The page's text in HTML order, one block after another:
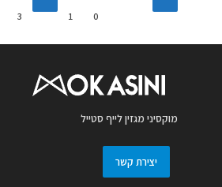
0
1
2
3
מוקסיני מגזין לייף סטייל
יצירת קשר